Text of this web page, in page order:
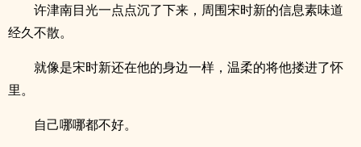
许津南目光一点点沉了下来，周围宋时新的信息素味道
经久不散。
就像是宋时新还在他的身边一样，温柔的将他搂进了怀
里。
自己哪哪都不好。